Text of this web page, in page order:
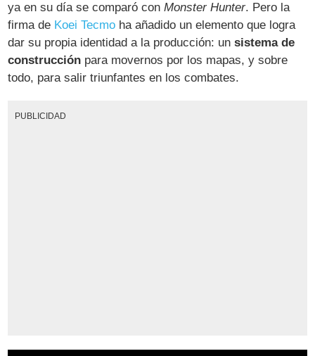
ya en su día se comparó conMonster Hunter. Pero la
firma de Koei Tecmo ha añadido un elemento que logra
dar su propia identidad a la producción: unsistema de
construcción para movernos por los mapas, y sobre
todo, para salir triunfantes en los combates.
PUBLICIDAD